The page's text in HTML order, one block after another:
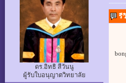
ดร.อิทธิ สีวันนู
ผู้รับใบอนุญาตวิทยาลัย
รี